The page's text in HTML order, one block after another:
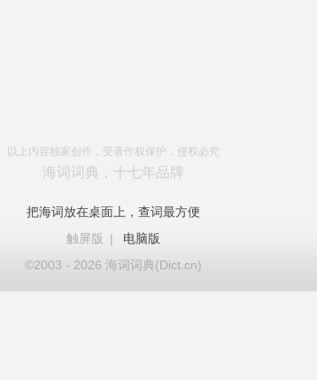
以上内容独家创作，受著作权保护，侵权必究
海词词典，十七年品牌
把海词放在桌面上，查词最方便
触屏版
|
电脑版
©2003 - 2026 海词词典(Dict.cn)